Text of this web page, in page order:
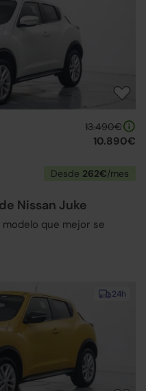
13.490€
10.890€
Desde 262€/mes
Nissan Juke
que mejor se
24h